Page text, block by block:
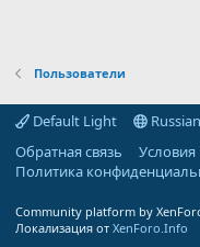
Пользователи
Default Light
Обратная связь
Условия
Политика
Community platform by
Локализация от XenForo.Info